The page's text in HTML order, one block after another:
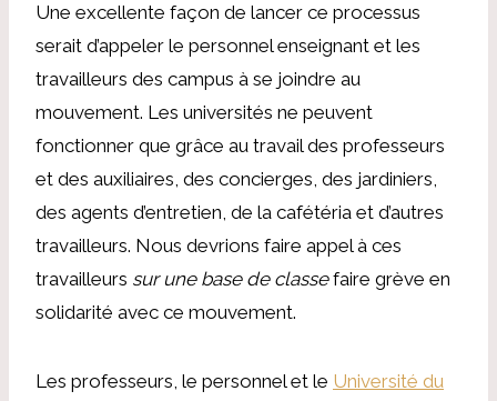
Une excellente façon de lancer ce processus
serait d’appeler le personnel enseignant et les
travailleurs des campus à se joindre au
mouvement. Les universités ne peuvent
fonctionner que grâce au travail des professeurs
et des auxiliaires, des concierges, des jardiniers,
des agents d’entretien, de la cafétéria et d’autres
travailleurs. Nous devrions faire appel à ces
travailleurs sur une base de classefaire grève en
solidarité avec ce mouvement.
Les professeurs, le personnel et le Université du